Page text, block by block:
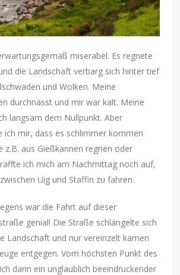
miserabel. Es regnete
die Landschaft verbarg sich hinter tief
und Wolken. Meine
durchnässt und mir war kalt. Meine
langsam dem Nullpunkt. Aber
ich mir, dass es schlimmer kommen
z.B. aus Gießkannen regnen oder
ich mich am Nachmittag noch auf,
Uig und Staffin zu fahren.
war die Fahrt auf dieser
genial! Die Straße schlängelte sich
Landschaft und nur vereinzelt kamen
entgegen. Vom höchsten Punkt des
dann ein unglaublich beeindruckender